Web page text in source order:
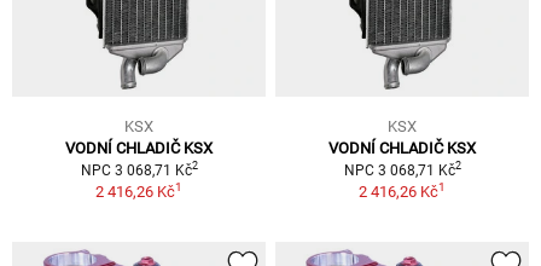
KSX
VODNÍ CHLADIČ KSX
NPC 3 068,71 Kč2
2 416,26 Kč1
KSX
VODNÍ CHLADIČ KSX
NPC 3 068,71 Kč2
2 416,26 Kč1